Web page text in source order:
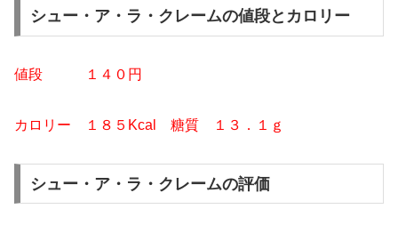
シュー・ア・ラ・クレームの値段とカロリー
値段 １４０ 円
カロリー １８５Kcal 糖質 １３ ．１ｇ
シュー・ア・ラ・クレームの評価